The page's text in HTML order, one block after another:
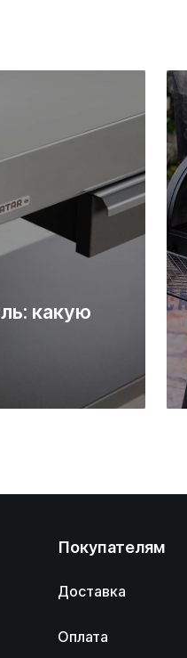
какую
Покупателям
Доставка
Оплата